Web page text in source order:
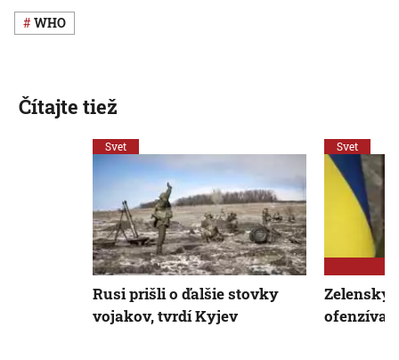
WHO
Čítajte tiež
Svet
Rusi prišli o ďalšie stovky
vojakov, tvrdí Kyjev
Svet
ofenzíva